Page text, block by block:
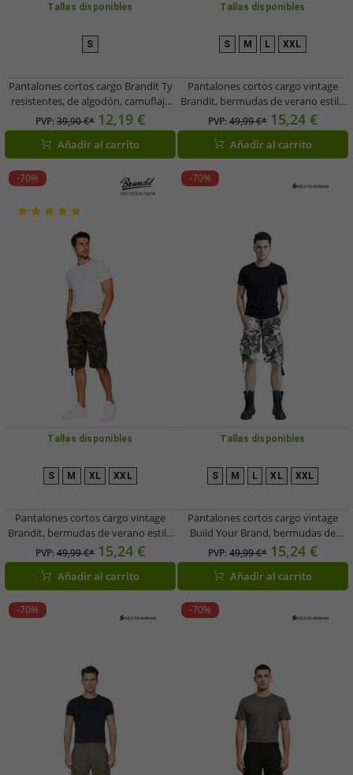
Tallas disponibles
S
Pantalones cortos cargo Brandit Ty
resistentes, de algodón, camuflaje
oscuro.
PVP:39,90 €* 12,19 €
Añadir al carrito
Tallas disponibles
S M L XXL
Pantalones cortos cargo vintage
Brandit, bermudas de verano estilo
militar, de algodón, B2002-02611,
camuflaje beige
PVP:49,99 €* 15,24 €
Añadir al carrito
-70%
Tallas disponibles
S M XL XXL
Pantalones cortos cargo vintage
Brandit, bermudas de verano estilo
militar, de algodón, B2002-00707,
camuflaje verde
PVP:49,99 €* 15,24 €
Añadir al carrito
-70%
Tallas disponibles
S M L XL XXL
Pantalones cortos cargo vintage
Build Your Brand, bermudas de
verano estilo militar, de algodón,
B2002-00378, camuflaje verde/gris
PVP:49,99 €* 15,24 €
Añadir al carrito
-70% -70%